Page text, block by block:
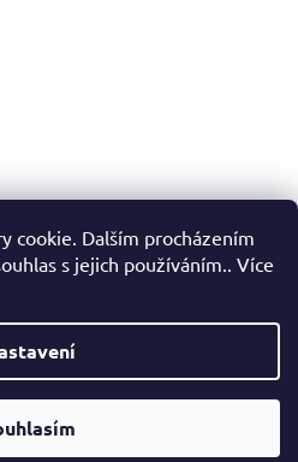
cookie. Dalším procházením
s jejich používáním.. Více
Shoptet